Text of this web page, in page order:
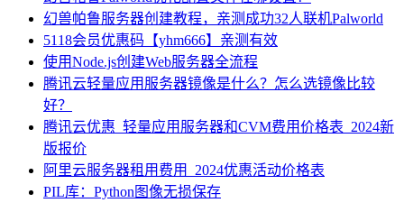
幻兽帕鲁服务器创建教程，亲测成功32人联机Palworld
5118会员优惠码【yhm666】亲测有效
使用Node.js创建Web服务器全流程
腾讯云轻量应用服务器镜像是什么？怎么选镜像比较
好？
腾讯云优惠_轻量应用服务器和CVM费用价格表_2024新
版报价
阿里云服务器租用费用_2024优惠活动价格表
PIL库：Python图像无损保存